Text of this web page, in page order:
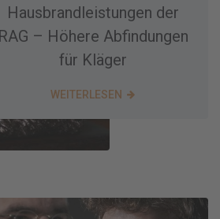
Hausbrandleistungen der
RAG – Höhere Abfindungen
für Kläger
WEITERLESEN